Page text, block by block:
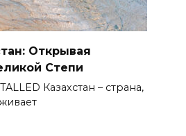
Открывая
Степи
Казахстан – страна,